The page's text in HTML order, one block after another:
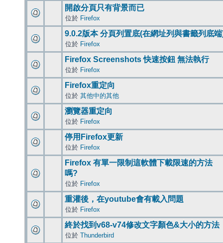
開啟分頁只有背景而已
位於 Firefox
9.0.2版本 分頁列置底(在網址列與書籤列底
位於 Firefox
Firefox Screenshots 快速按鈕 無法執行
位於 Firefox
Firefox重定向
位於 其他中的其他
瀏覽器重定向
位於 Firefox
停用Firefox更新
位於 Firefox
Firefox 有單一限制這軟體下載限速的方法
嗎?
位於 Firefox
重灌後，在youtube會有載入問題
位於 Firefox
終於找到v68-v74修改文字顏色&大小的方法
位於 Thunderbird